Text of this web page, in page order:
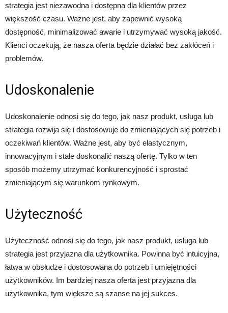
strategia jest niezawodna i dostępna dla klientów przez
większość czasu. Ważne jest, aby zapewnić wysoką
dostępność, minimalizować awarie i utrzymywać wysoką jakość.
Klienci oczekują, że nasza oferta będzie działać bez zakłóceń i
problemów.
Udoskonalenie
Udoskonalenie odnosi się do tego, jak nasz produkt, usługa lub
strategia rozwija się i dostosowuje do zmieniających się potrzeb i
oczekiwań klientów. Ważne jest, aby być elastycznym,
innowacyjnym i stale doskonalić naszą ofertę. Tylko w ten
sposób możemy utrzymać konkurencyjność i sprostać
zmieniającym się warunkom rynkowym.
Użyteczność
Użyteczność odnosi się do tego, jak nasz produkt, usługa lub
strategia jest przyjazna dla użytkownika. Powinna być intuicyjna,
łatwa w obsłudze i dostosowana do potrzeb i umiejętności
użytkowników. Im bardziej nasza oferta jest przyjazna dla
użytkownika, tym większe są szanse na jej sukces.